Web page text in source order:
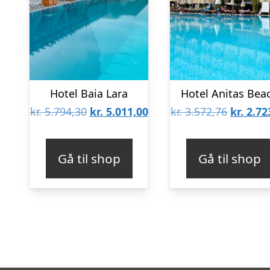
Hotel Baia Lara
kr.5.794,30 Den
kr. 5.794,30.
kr. 5.011,00Den
kr. 5.011,00.
Gå til shop
Hotel Anitas
kr.3.572,76 Den
kr.
kr.
Gå til shop